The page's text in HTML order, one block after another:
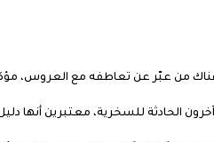
فهناك من عبّر عن تعاطفه مع
الحادثة للسخرية، معتبرين